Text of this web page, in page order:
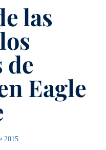
las
de
Eagle
2015